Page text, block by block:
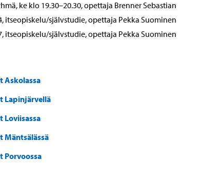
ke klo 19.30–20.30, opettaja Brenner Sebastian
itseopiskelu/självstudie, opettaja Pekka Suominen
itseopiskelu/självstudie, opettaja Pekka Suominen
Askolassa
Lapinjärvellä
Loviisassa
Mäntsälässä
Porvoossa